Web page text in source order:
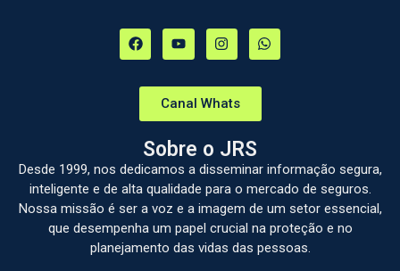
Canal Whats
Sobre o JRS
Desde 1999, nos dedicamos a disseminar informação segura,
inteligente e de alta qualidade para o mercado de seguros.
Nossa missão é ser a voz e a imagem de um setor essencial,
que desempenha um papel crucial na proteção e no
planejamento das vidas das pessoas.